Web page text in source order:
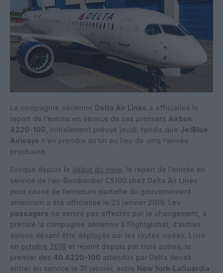
La compagnie aérienne Delta Air Lines a officialisé le
report de l’entrée en service de ses premiers Airbus
A220-100 , initialement prévue jeudi, tandis que JetBlue
Airways n’en prendra qu’un au lieu de cinq l’année
prochaine.
Evoqué depuis le début du mois , le report de l’entrée en
service de l’ex-Bombardier CS100 chez Delta Air Lines
pour cause de fermeture partielle du gouvernement
américain a été officialisé le 25 janvier 2019. Les
passagers ne seront pas affectés par le changement, a
précisé la compagnie aérienne à Flightglobal, d’autres
avions devant être déployés sur les routes visées. Livré
en octobre 2018 et rejoint depuis par trois autres, le
premier des 40 A220-100 attendus par Delta devait
entrer en service le 31 janvier, entre New York-LaGuardia